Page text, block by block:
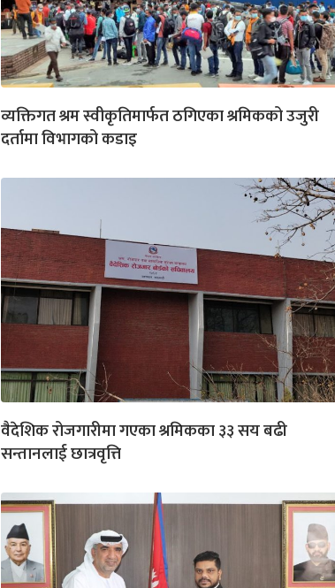
व्यक्तिगत श्रम स्वीकृतिमार्फत ठगिएका श्रमिकको उजुरी
दर्तामा विभागको कडाइ
वैदेशिक रोजगारीमा गएका श्रमिकका ३३ सय बढी
सन्तानलाई छात्रवृत्ति